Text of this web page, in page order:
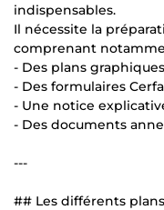
indispensables.
Il nécessite la
comprenant
- Des plans graphiques
- Des formulaires Cerfa
- Une notice
- Des documents
---
## Les différents